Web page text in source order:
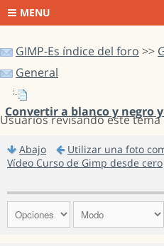
MENU
GIMP-Es índice del foro >>
General
Convertir a blanco y negro
Usuarios revisando este tema
Abajo
Utilizar una foto
Vídeo Curso de Gimp desde cero